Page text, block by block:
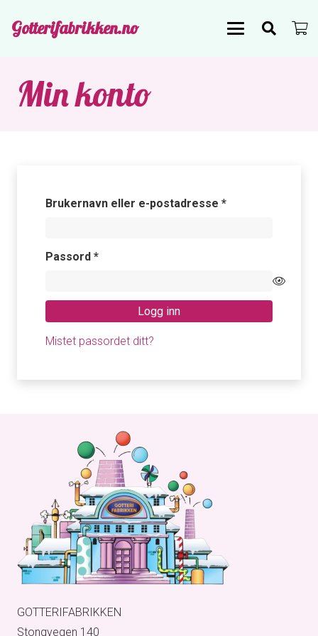
Gotterifabrikken.no
Min konto
Brukernavn eller e-postadresse *Påkrevd
Passord *Påkrevd
Logg inn
Mistet passordet ditt?
GOTTERIFABRIKKEN
Stongvegen 140